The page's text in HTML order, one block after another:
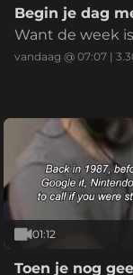
Begin je dag
Want de week
ormidden!
vandaag @ 07:07|
01:12
Toen je nog